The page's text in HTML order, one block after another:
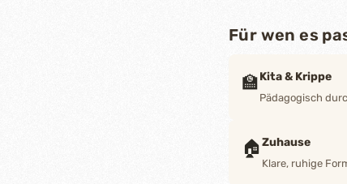
Für wen es
🏫Kita & Krippe
Pädagogisch
🏠Zuhause
Klare, ruhige